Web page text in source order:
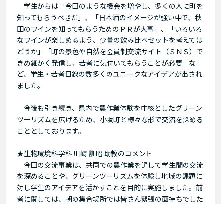
学生からは「今回のような機会を増やし、多くの人に町を
知ってもらうべきだ」、「日本酒のイメージが強い中で、秋
田のワインを知ってもらうためのＰＲが大事」、「いろいろ
なワインが楽しめるよう、少量の飲み比べセットを考えては
どうか」「町の景色や自然を会員制交流サイト（ＳＮＳ）で
きめ細かく発信し、若者に気付いてもらうことが必要」な
ど、学生・若者目線の数多くのユニークなアイデアが出され
ました。
今後も引き続き、県内で農作業体験を中核としたグリーン
ツーリズムを広げるため、小坂町と様々な形で交流を深める
こととしております。
★生物環境科学科 川﨑 訓昭 助教のコメント
今回の交流事業は、共同での農作業を通して学生間の交流
を深めることや、グリーンツーリズムを体験し地域の課題に
対し学生のアイデアを活かすことを目的に実施しました。前
者に関しては、朝の集合場所では皆さん緊張の面持ちでした